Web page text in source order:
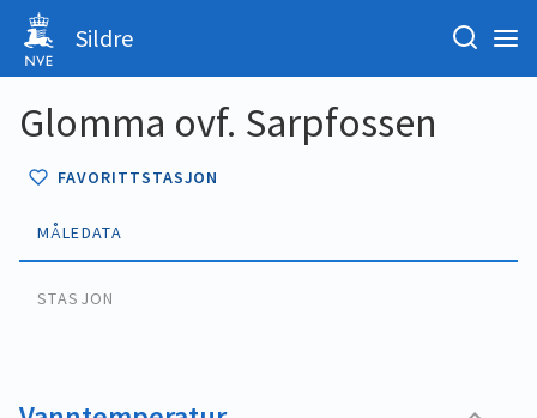
Sildre
Glomma ovf. Sarpfossen
FAVORITTSTASJON
MÅLEDATA
STASJON